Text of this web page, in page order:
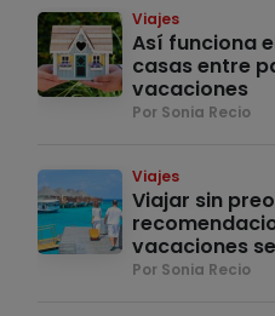
Viajes
Así funciona
casas entre
vacaciones
Por Sonia Recio
Viajes
Viajar sin
vacaciones
Por Sonia Recio